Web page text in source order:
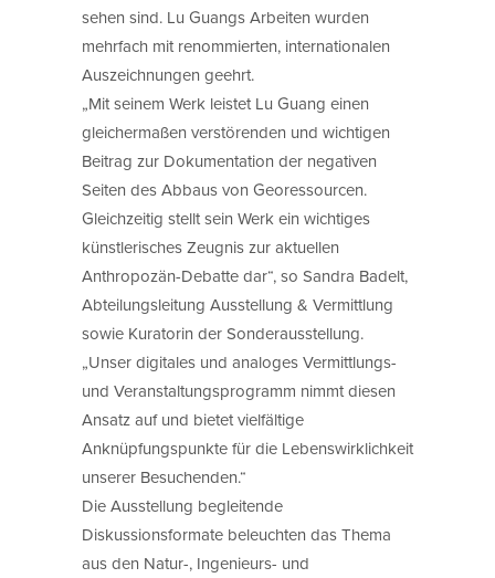
sehen sind. Lu Guangs Arbeiten wurden
mehrfach mit renommierten, internationalen
Auszeichnungen geehrt.
„Mit seinem Werk leistet Lu Guang einen
gleichermaßen verstörenden und wichtigen
Beitrag zur Dokumentation der negativen
Seiten des Abbaus von Georessourcen.
Gleichzeitig stellt sein Werk ein wichtiges
künstlerisches Zeugnis zur aktuellen
Anthropozän-Debatte dar“, so Sandra Badelt,
Abteilungsleitung Ausstellung & Vermittlung
sowie Kuratorin der Sonderausstellung.
„Unser digitales und analoges Vermittlungs-
und Veranstaltungsprogramm nimmt diesen
Ansatz auf und bietet vielfältige
Anknüpfungspunkte für die Lebenswirklichkeit
unserer Besuchenden.“
Die Ausstellung begleitende
Diskussionsformate beleuchten das Thema
aus den Natur-, Ingenieurs- und